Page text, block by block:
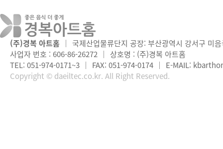
(주)경복 아트홈 ｜ 국제산업물류단지 공장: 부산광역시 강서구 미
사업자 번호 : 606-86-26272 ｜ 상호명 : (주)경복 아트홈
TEL: 051-974-0171~3 ｜ FAX: 051-974-0174 ｜ E-MAIL:
Copyright © daeiltec.co.kr. All Right Reserved.